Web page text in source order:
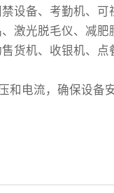
设备、考勤机、可
激光脱毛仪、减肥
货机、收银机、
和电流，确保设备